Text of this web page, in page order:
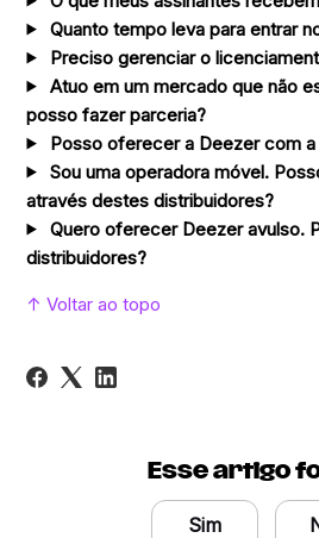
Quanto tempo leva para entrar
Preciso gerenciar o
Atuo em um mercado que não
posso fazer parceria?
Posso oferecer a Deezer com a
Sou uma operadora móvel.
através destes distribuidores?
Quero oferecer Deezer avulso.
distribuidores?
↑ Voltar ao topo
Esse artigo
Sim